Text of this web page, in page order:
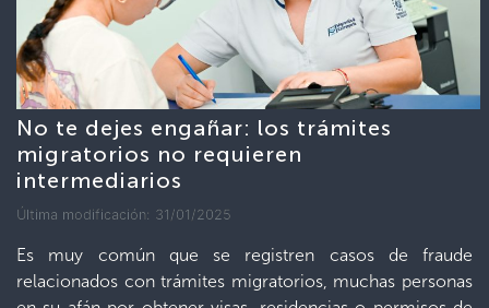
No te dejes engañar: los trámites
migratorios no requieren
intermediarios
Última modificación: 31/01/2025
Es muy común que se registren casos de fraude
relacionados con trámites migratorios, muchas personas